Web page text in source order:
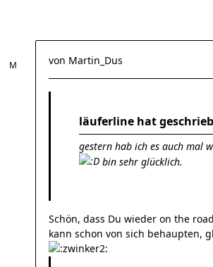
von Martin_Dus
läuferline hat
gestern hab ich es auch mal
bin sehr glücklich.
Schön, dass Du wieder on the
kann schon von sich behaupten,